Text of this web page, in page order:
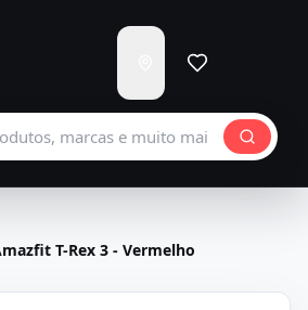
para
Carregando...
T-Rex 3 - Vermelho